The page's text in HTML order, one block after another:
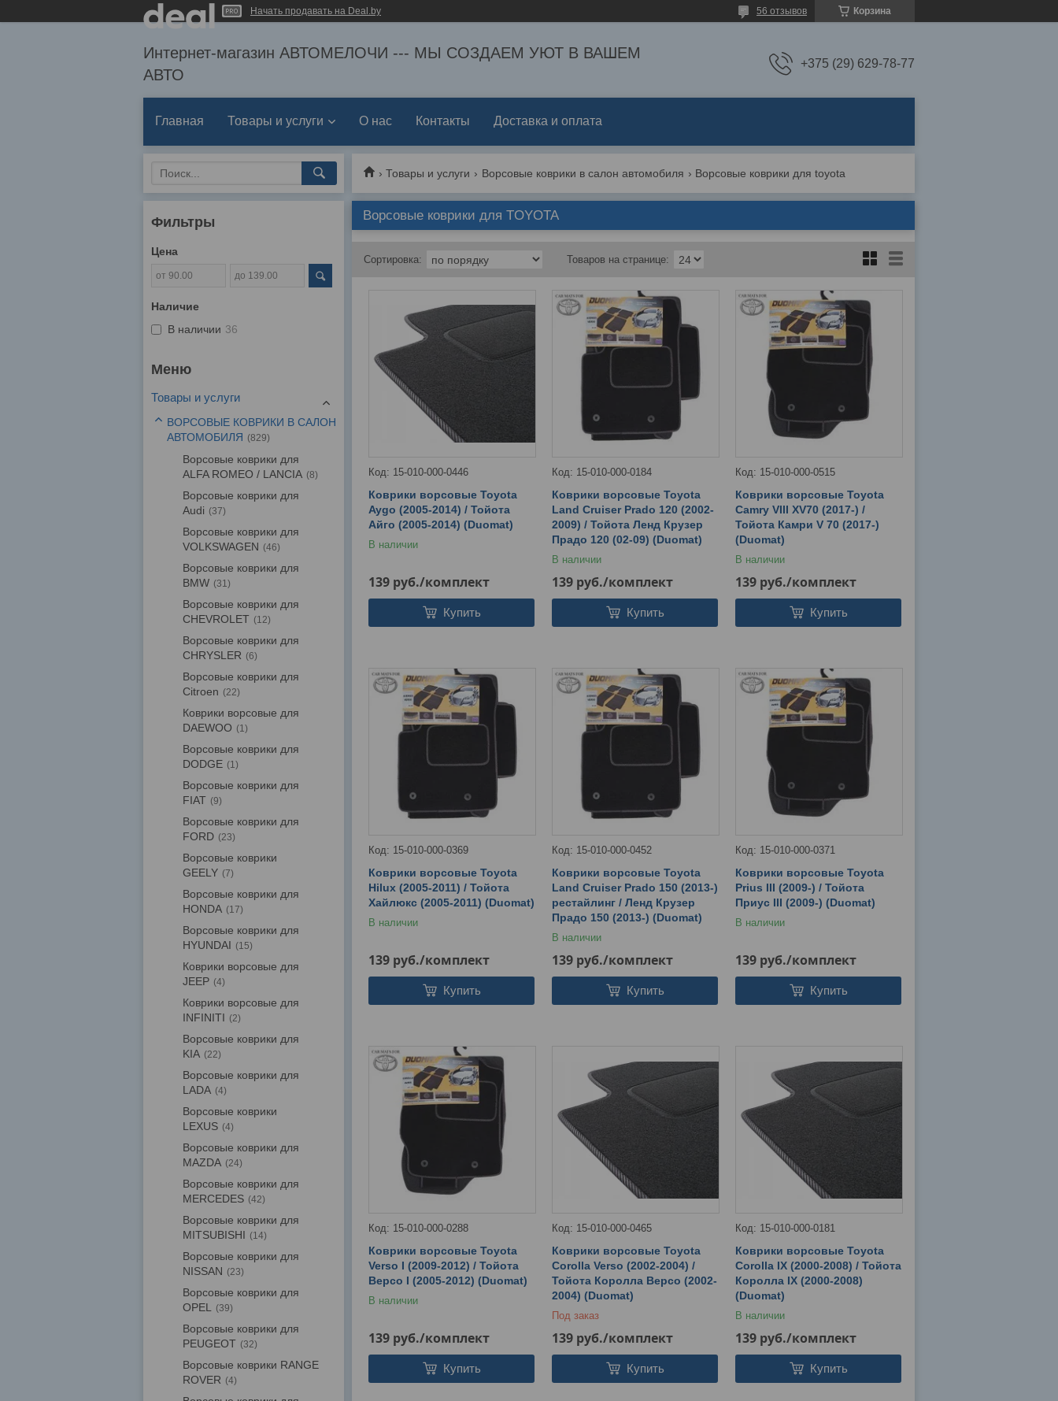
Начать продавать на Deal.by Корзина
56 отзывов
Интернет-магазин АВТОМЕЛОЧИ --- МЫ СОЗДАЕМ УЮТ В ВАШЕМ
АВТО
+375 (29) 629-78-77
Главная Товары и услуги О нас Контакты Доставка и оплата
Товары и услуги Ворсовые коврики в салон автомобиля Ворсовые коврики для toyota
Ворсовые коврики для TOYOTA
15-010-000-0446
Коврики ворсовые Toyota
Aygo (2005-2014) / Тойота
Айго (2005-2014) (Duomat)
В наличии
139 руб./комплект
Купить
15-010-000-0184
Коврики ворсовые Toyota
Land Cruiser Prado 120 (2002-
2009) / Тойота Ленд Крузер
Прадо 120 (02-09) (Duomat)
В наличии
139 руб./комплект
Купить
15-010-000-0515
Коврики ворсовые Toyota
Camry VIII XV70 (2017-) /
Тойота Камри V 70 (2017-)
(Duomat)
В наличии
139 руб./комплект
Купить
15-010-000-0369
Коврики ворсовые Toyota
Hilux (2005-2011) / Тойота
Хайлюкс (2005-2011) (Duomat)
В наличии
139 руб./комплект
Купить
15-010-000-0452
Коврики ворсовые Toyota
Land Cruiser Prado 150 (2013-)
рестайлинг / Ленд Крузер
Прадо 150 (2013-) (Duomat)
В наличии
139 руб./комплект
Купить
15-010-000-0371
Коврики ворсовые Toyota
Prius III (2009-) / Тойота
Приус III (2009-) (Duomat)
В наличии
139 руб./комплект
Купить
15-010-000-0288
Коврики ворсовые Toyota
Verso I (2009-2012) / Тойота
Версо I (2005-2012) (Duomat)
В наличии
139 руб./комплект
Купить
15-010-000-0465
Коврики ворсовые Toyota
Corolla Verso (2002-2004) /
Тойота Королла Версо (2002-
2004) (Duomat)
Под заказ
139 руб./комплект
Купить
15-010-000-0181
Коврики ворсовые Toyota
Corolla IX (2000-2008) / Тойота
Королла IX (2000-2008)
(Duomat)
В наличии
139 руб./комплект
Купить
Фильтры
Цена
Наличие
В наличии 36
Товары и услуги
ВОРСОВЫЕ КОВРИКИ В САЛОН
АВТОМОБИЛЯ
829
Ворсовые коврики для
ALFA ROMEO / LANCIA
8
Ворсовые коврики для
Audi
37
Ворсовые коврики для
VOLKSWAGEN
46
Ворсовые коврики для
BMW
31
Ворсовые коврики для
CHEVROLET
12
Ворсовые коврики для
CHRYSLER
6
Ворсовые коврики для
Citroen
22
Коврики ворсовые для
DAEWOO
1
Ворсовые коврики для
DODGE
1
Ворсовые коврики для
FIAT
9
Ворсовые коврики для
FORD
23
Ворсовые коврики
GEELY
7
Ворсовые коврики для
HONDA
17
Ворсовые коврики для
HYUNDAI
15
Коврики ворсовые для
JEEP
4
Коврики ворсовые для
INFINITI
2
Ворсовые коврики для
KIA
22
Ворсовые коврики для
LADA
4
Ворсовые коврики
LEXUS
4
Ворсовые коврики для
MAZDA
24
Ворсовые коврики для
MERCEDES
42
Ворсовые коврики для
MITSUBISHI
14
Ворсовые коврики для
NISSAN
23
Ворсовые коврики для
OPEL
39
Ворсовые коврики для
PEUGEOT
32
Ворсовые коврики RANGE
ROVER
4